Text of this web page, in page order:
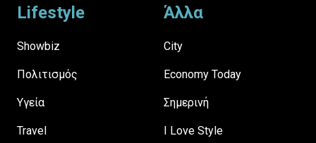
Lifestyle
Showbiz
Πολιτισμός
Υγεία
Travel
Άλλα
City
Economy Today
Σημερινή
I Love Style